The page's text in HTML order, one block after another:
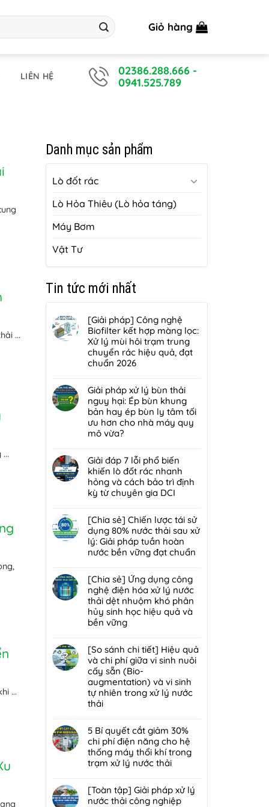
Giỏ hàng
LIÊN HỆ 02386.288.666 -
0941.525.789
...
...
Danh mục sản phẩm
Lò đốt rác
Lò Hỏa Thiêu (Lò hỏa táng)
Máy Bơm
Vật Tư
Tin tức mới nhất
[Giải pháp] Công nghệ
Biofilter kết hợp màng lọc:
Xử lý mùi hôi trạm trung
chuyển rác hiệu quả, đạt
chuẩn 2026
có
bình
luận
ở
[Giải
pháp]
nghệ
Biofilter
kết
hợp
lọc:
Xử
lý
mùi
trung
chuyển
rác
hiệu
quả,
chuẩn
2026
Giải pháp xử lý bùn thải
nguy hại: Ép bùn khung
bản hay ép bùn ly tâm tối
ưu hơn cho nhà máy quy
mô vừa?
có
bình
luận
ở
Giải
xử
lý
bùn
thải
hại:
Ép
bùn
khung
bản
hay
bùn
ly
tâm
tối
ưu
hơn
nhà
máy
quy
mô
vừa?
Giải đáp 7 lỗi phổ biến
khiến lò đốt rác nhanh
hỏng và cách bảo trì định
kỳ từ chuyên gia DCI
có
bình
luận
ở
Giải
7
lỗi
phổ
biến
khiến
đốt
rác
nhanh
hỏng
và
cách
bảo
định
kỳ
từ
chuyên
DCI
[Chia sẻ] Chiến lược tái sử
dụng 80% nước thải sau xử
lý: Giải pháp tuần hoàn
nước bền vững đạt chuẩn
có
bình
luận
ở
[Chia
sẻ]
lược
tái
sử
dụng
80%
nước
sau
xử
lý:
Giải
pháp
hoàn
nước
[Chia sẻ] Ứng dụng công
nghệ điện hóa xử lý nước
thải dệt nhuộm khó phân
hủy sinh học hiệu quả và
bền vững
có
bình
luận
ở
[Chia
sẻ]
Ứng
công
nghệ
điện
hóa
lý
nước
[So sánh chi tiết] Hiệu quả
và chi phí giữa vi sinh nuôi
cấy sẵn (Bio-
augmentation) và vi sinh
tự nhiên trong xử lý nước
thải
có
bình
luận
ở
[So
chi
tiết]
5 Bí quyết cắt giảm 30%
chi phí điện năng cho hệ
thống máy thổi khí trong
trạm xử lý nước thải
có
bình
[Toàn tập] Giải pháp xử lý
nước thải công nghiệp